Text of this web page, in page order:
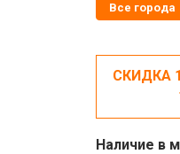
Все города
СКИДКА
Наличие в